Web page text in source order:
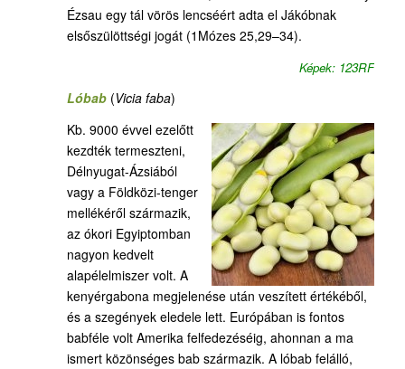
Ézsau egy tál vörös lencséért adta el Jákóbnak
elsőszülöttségi jogát (1Mózes 25,29–34).
Képek: 123RF
Lóbab (Vicia faba)
Kb. 9000 évvel ezelőtt
kezdték termeszteni,
Délnyugat-Ázsiából
vagy a Földközi-tenger
mellékéről származik,
az ókori Egyiptomban
nagyon kedvelt
alapélelmiszer volt. A
kenyérgabona megjelenése után veszített értékéből,
és a szegények eledele lett. Európában is fontos
babféle volt Amerika felfedezéséig, ahonnan a ma
ismert közönséges bab származik. A lóbab felálló,